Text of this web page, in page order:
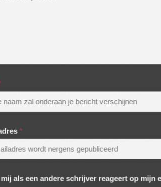
*
als een andere schrijver reageert op mijn